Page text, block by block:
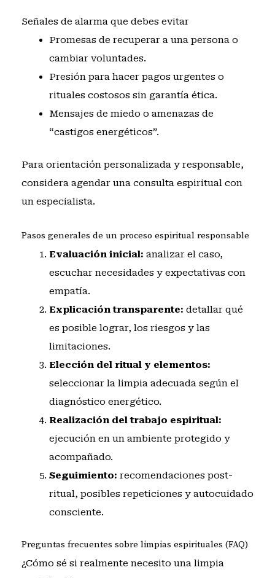
Señales de alarma que debes evitar
Promesas de recuperar a una persona o
cambiar voluntades.
Presión para hacer pagos urgentes o
rituales costosos sin garantía ética.
Mensajes de miedo o amenazas de
“castigos energéticos”.
Para orientación personalizada y responsable,
considera agendar una consulta espiritual con
un especialista.
Pasos generales de un proceso espiritual responsable
Evaluación inicial: analizar el caso,
escuchar necesidades y expectativas con
empatía.
Explicación transparente: detallar qué
es posible lograr, los riesgos y las
limitaciones.
Elección del ritual y elementos:
seleccionar la limpia adecuada según el
diagnóstico energético.
Realización del trabajo espiritual:
ejecución en un ambiente protegido y
acompañado.
Seguimiento: recomendaciones post-
ritual, posibles repeticiones y autocuidado
consciente.
Preguntas frecuentes sobre limpias espirituales (FAQ)
¿Cómo sé si realmente necesito una limpia